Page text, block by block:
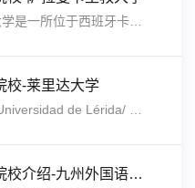
校-莱里达大学
日语国家合作院校介绍-九州外国语学院